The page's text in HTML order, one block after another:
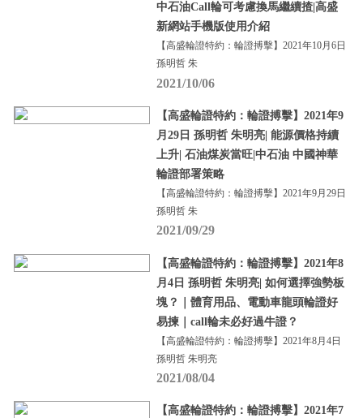
中石油Call輪可考慮換馬繼續揸|高盛
新網站手機版使用介紹
【高盛輪證特約：輪證搏擊】2021年10月6日
孫明哲 朱
2021/10/06
【高盛輪證特約：輪證搏擊】2021年9
月29日 孫明哲 朱明亮| 能源價格持續
上升| 石油煤炭當旺|中石油 中國神華
輪證部署策略
【高盛輪證特約：輪證搏擊】2021年9月29日
孫明哲 朱
2021/09/29
【高盛輪證特約：輪證搏擊】2021年8
月4日 孫明哲 朱明亮| 如何選擇強勢板
塊？｜體育用品、電動車龍頭輪證好
易揀｜call輪未必好過牛證？
【高盛輪證特約：輪證搏擊】2021年8月4日
孫明哲 朱明亮
2021/08/04
【高盛輪證特約：輪證搏擊】2021年7